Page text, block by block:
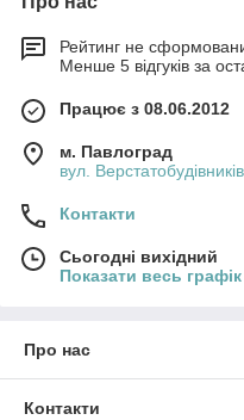
Рейтинг не
Менше 5 відгуків за
Працює з 08.06.2012
м. Павлоград
вул.
Контакти
Сьогодні вихідний
Показати весь
Про нас
Контакти